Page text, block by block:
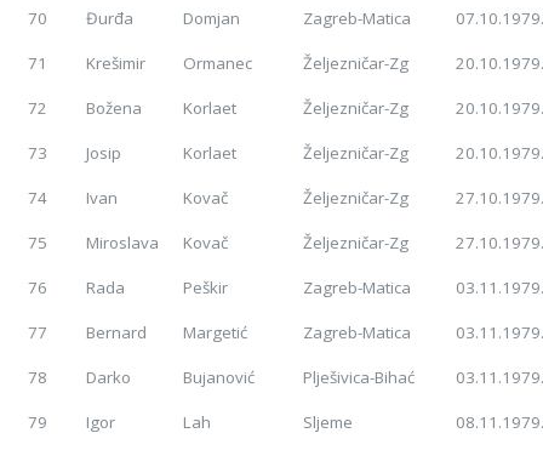
70 Đurđa Domjan Zagreb-Matica
71 Krešimir Ormanec Željezničar-Zg
72 Božena Korlaet Željezničar-Zg
73 Josip Korlaet Željezničar-Zg
74 Ivan Kovač Željezničar-Zg
75 Miroslava Kovač Željezničar-Zg
76 Rada Peškir Zagreb-Matica
77 Bernard Margetić Zagreb-Matica
78 Darko Bujanović Plješivica-Bihać
79 Igor Lah Sljeme